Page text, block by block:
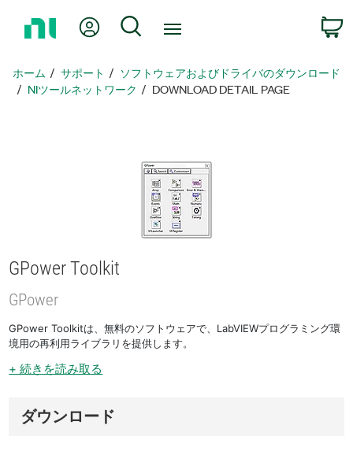
ペ
ー
Myアカウント
検索
ホーム サポート
ソフトウェアおよびドライバのダウンロード
NIツールネットワーク
DOWNLOAD DETAIL PAGE
GPower Toolkit
GPower
GPower Toolkitは、無料のソフトウェアで、LabVIEWプログラミング環
境用の再利用ライブラリを提供します。
+ 続きを読み取る
ダウンロード